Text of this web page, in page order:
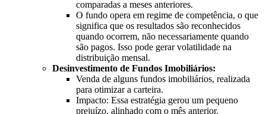
comparadas a meses anteriores.
O fundo opera em regime de competência, o que
significa que os resultados são reconhecidos
quando ocorrem, não necessariamente quando
são pagos. Isso pode gerar volatilidade na
distribuição mensal.
Desinvestimento de Fundos Imobiliários:
Venda de alguns fundos imobiliários, realizada
para otimizar a carteira.
Impacto: Essa estratégia gerou um pequeno
prejuízo, alinhado com o mês anterior.